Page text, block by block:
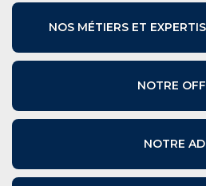
NOS MÉTIERS ET
NOTRE
NOTRE